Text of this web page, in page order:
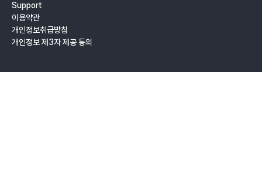
Support
이용약관
개인정보취급방침
개인정보 제3자 제공 동의